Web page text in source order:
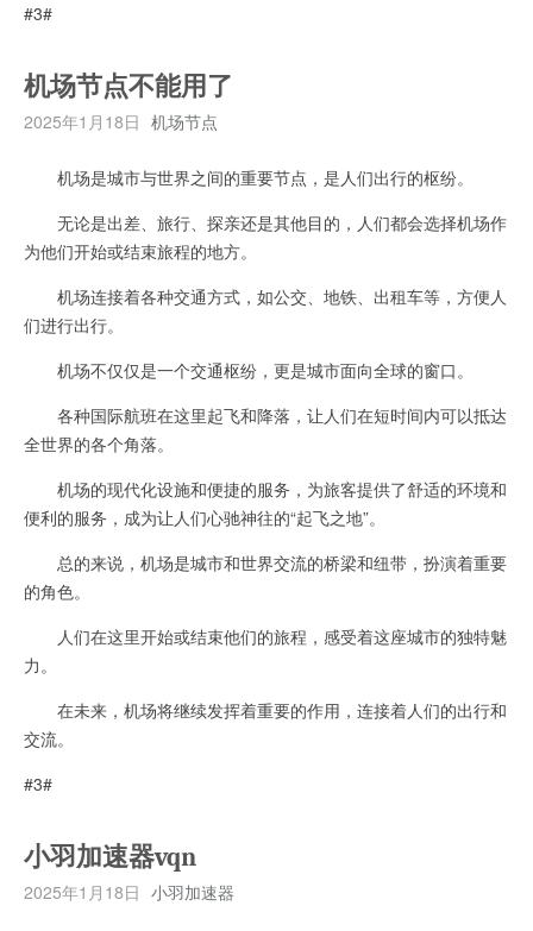
#3#
机场节点不能用了
2025年1月18日 机场节点
机场是城市与世界之间的重要节点，是人们出行的枢纷。
无论是出差、旅行、探亲还是其他目的，人们都会选择机场作
为他们开始或结束旅程的地方。
机场连接着各种交通方式，如公交、地铁、出租车等，方便人
们进行出行。
机场不仅仅是一个交通枢纷，更是城市面向全球的窗口。
各种国际航班在这里起飞和降落，让人们在短时间内可以抵达
全世界的各个角落。
机场的现代化设施和便捷的服务，为旅客提供了舒适的环境和
便利的服务，成为让人们心驰神往的“起飞之地”。
总的来说，机场是城市和世界交流的桥梁和纽带，扮演着重要
的角色。
人们在这里开始或结束他们的旅程，感受着这座城市的独特魅
力。
在未来，机场将继续发挥着重要的作用，连接着人们的出行和
交流。
#3#
小羽加速器vqn
2025年1月18日 小羽加速器